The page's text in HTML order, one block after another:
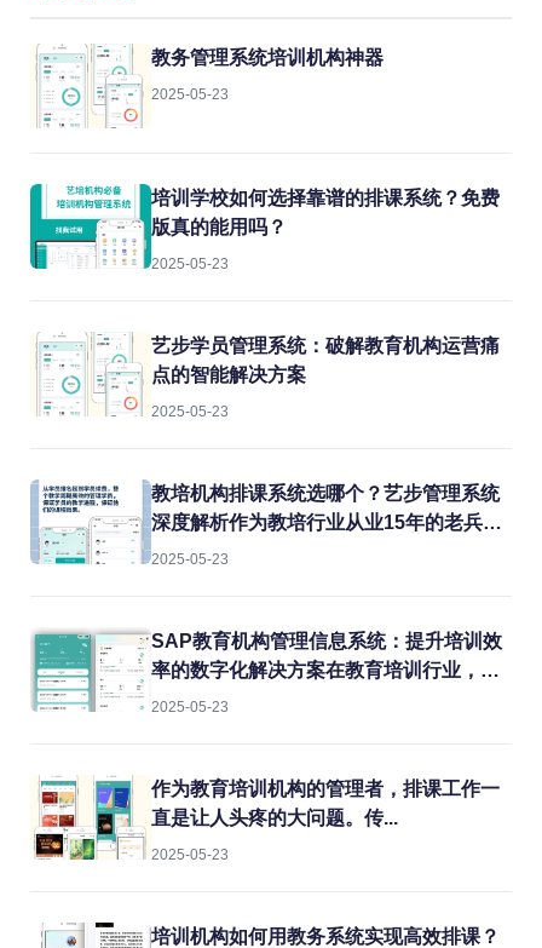
教务管理系统培训机构神器
2025-05-23
培训学校如何选择靠谱的排课系统？免费
版真的能用吗？
2025-05-23
艺步学员管理系统：破解教育机构运营痛
点的智能解决方案
2025-05-23
教培机构排课系统选哪个？艺步管理系统
深度解析作为教培行业从业15年的老兵，
我见过太多机构在教务管理上栽跟头。排
结合实战经验，聊聊如何用专业系统解决
这些难题。
2025-05-23
SAP教育机构管理信息系统：提升培训效
率的数字化解决方案在教育培训行业，机
构常常面临课程管理混乱、学员信息分
SAP教育机构管理信息系统正是为解决这
些问题而生的专业工具。
2025-05-23
作为教育培训机构的管理者，排课工作一
直是让人头疼的大问题。传...
2025-05-23
培训机构如何用教务系统实现高效排课？